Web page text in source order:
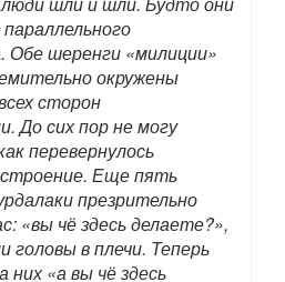
Обе шеренги «милиции»
окружены
сторон
До сих пор не могу
перевернулось
Еще пять
презрительно
«вы чё здесь делаете?»,
головы в плечи. Теперь
них «а вы чё здесь